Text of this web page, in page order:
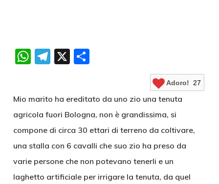
WhatsApp
Telegram
X Condividi
Adoro! 27
Mio marito ha ereditato da uno zio una tenuta
agricola fuori Bologna, non è grandissima, si
compone di circa 30 ettari di terreno da coltivare,
una stalla con 6 cavalli che suo zio ha preso da
varie persone che non potevano tenerli e un
laghetto artificiale per irrigare la tenuta, da quel